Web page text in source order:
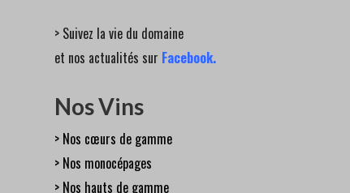
> Suivez la vie du domaine
et nos actualités sur Facebook.
Nos Vins
> Nos cœurs de gamme
> Nos monocépages
> Nos hauts de gamme